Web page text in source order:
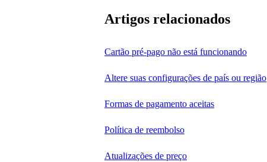
Artigos relacionados
Cartão pré-pago não está funcionando
Altere suas configurações de país ou região
Formas de pagamento aceitas
Política de reembolso
Atualizações de preço